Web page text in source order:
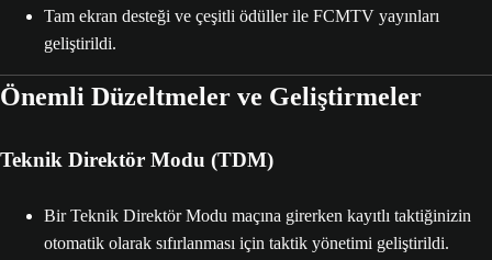
Tam ekran desteği ve çeşitli ödüller ile FCMTV yayınları
geliştirildi.
Önemli Düzeltmeler ve Geliştirmeler
Teknik Direktör Modu (TDM)
Bir Teknik Direktör Modu maçına girerken kayıtlı taktiğinizin
otomatik olarak sıfırlanması için taktik yönetimi geliştirildi.